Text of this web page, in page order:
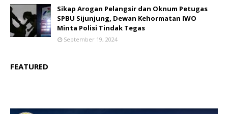
Sikap Arogan Pelangsir dan Oknum Petugas
SPBU Sijunjung, Dewan Kehormatan IWO
Minta Polisi Tindak Tegas
September 19, 2024
FEATURED